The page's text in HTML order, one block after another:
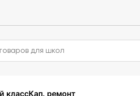
классКап. ремонт